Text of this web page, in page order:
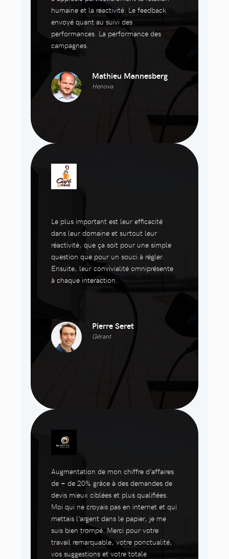
humaine et la réactivité. Le feedback
envoyé quant au suivi des
performances. La performance des
campagnes.
Mathieu Mannesberg
Henova
Le plus important est leur efficacité
dans leur domaine et surtout leur
réactivité, que ça soit pour une simple
question que pour un souci à régler.
Ensuite, leur convivialité omniprésente
à chaque interaction.
Pierre Seret
Gérant
Augmentation de mon chiffre d’affaires
de + de 20% grâce à des demandes de
devis mieux ciblées et plus qualifiées.
Moi qui ne croyais pas en internet et qui
mettais l’argent dans le papier, je me
suis bien trompé. Merci pour votre
travail remarquable, votre ponctualité,
vos suggestions et votre totale